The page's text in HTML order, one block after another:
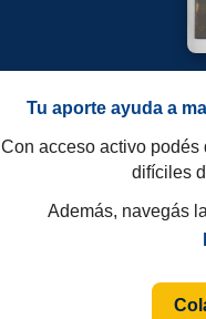
Tu aporte ayuda a
Con acceso activo podés
difíciles
Además, navegás